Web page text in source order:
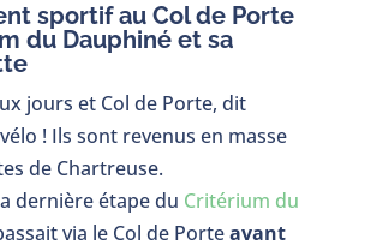
sportif au Col de Porte
du Dauphiné et sa
jours et Col de Porte, dit
! Ils sont revenus en masse
de Chartreuse.
dernière étape du Critérium du
via le Col de Porteavant